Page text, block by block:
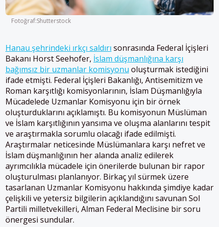
Fotoğraf:Shutterstock
Hanau şehrindeki ırkçı saldırı sonrasında Federal İçişleri
Bakanı Horst Seehofer, İslam düşmanlığına karşı
bağımsız bir uzmanlar komisyonu oluşturmak istediğini
ifade etmişti. Federal İçişleri Bakanlığı, Antisemitizm ve
Roman karşıtlığı komisyonlarının, İslam Düşmanlığıyla
Mücadelede Uzmanlar Komisyonu için bir örnek
oluşturduklarını açıklamıştı. Bu komisyonun Müslüman
ve İslam karşıtlığının yansıma ve oluşma alanlarını tespit
ve araştırmakla sorumlu olacağı ifade edilmişti.
Araştırmalar neticesinde Müslümanlara karşı nefret ve
İslam düşmanlığının her alanda analiz edilerek
ayrımcılıkla mücadele için önerilerde bulunan bir rapor
oluşturulması planlanıyor. Birkaç yıl sürmek üzere
tasarlanan Uzmanlar Komisyonu hakkında şimdiye kadar
çelişkili ve yetersiz bilgilerin açıklandığını savunan Sol
Partili milletvekilleri, Alman Federal Meclisine bir soru
önergesi sundular.